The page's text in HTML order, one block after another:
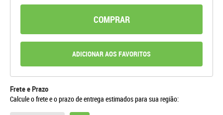
COMPRAR
ADICIONAR AOS FAVORITOS
Frete e Prazo
Calcule o frete e o prazo de entrega estimados para sua região: